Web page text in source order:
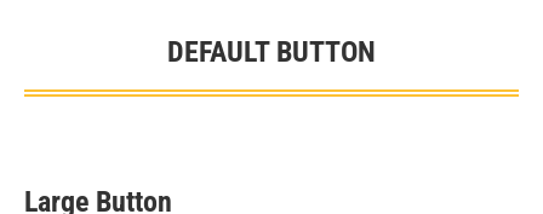
DEFAULT BUTTON
Sie befinden sich hier:
Large Button